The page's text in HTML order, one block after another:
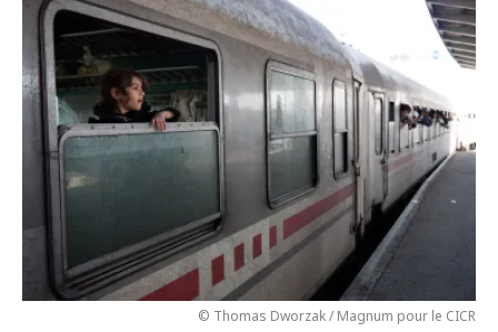
© Thomas Dworzak / Magnum pour le CICR